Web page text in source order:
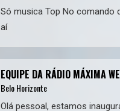
Só musica Top No comando
aí
EQUIPE DA RÁDIO MÁXIMA
Belo Horizonte
Olá pessoal, estamos